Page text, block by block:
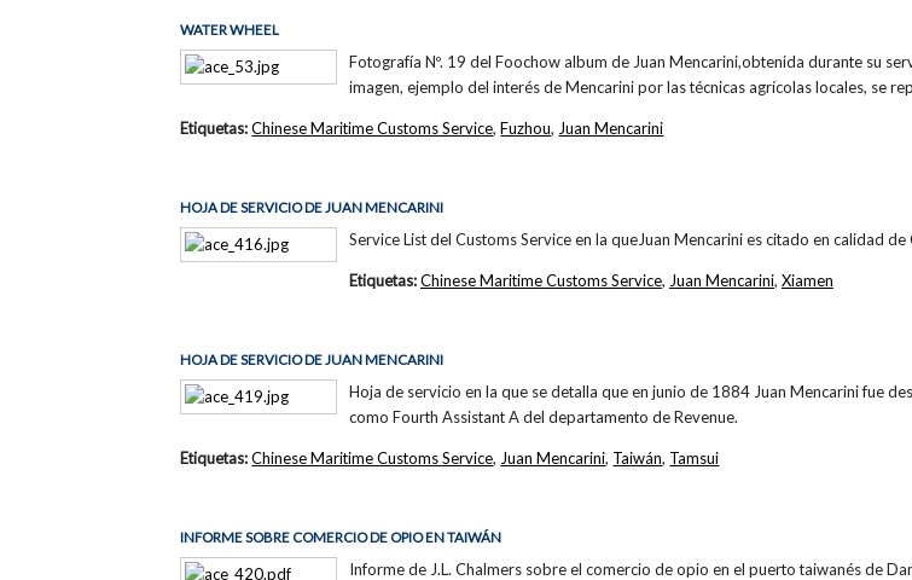
WATER WHEEL
Fotografía Nº. 19 del Foochow album de Juan Mencarini,obtenida durante su
imagen, ejemplo del interés de Mencarini por las técnicas agrícolas locales, se
Etiquetas:Chinese Maritime Customs Service,Fuzhou, Juan Mencarini
HOJA DE SERVICIO DE JUAN MENCARINI
Service List del Customs Service en la queJuan Mencarini es citado en calidad
Etiquetas:Chinese Maritime Customs Service, Juan Mencarini, Xiamen
HOJA DE SERVICIO DE JUAN MENCARINI
Hoja de servicio en la que se detalla que en junio de 1884 Juan Mencarini fue
como Fourth Assistant A del departamento de Revenue.
Etiquetas:Chinese Maritime Customs Service, Juan Mencarini, Taiwán, Tamsui
INFORME SOBRE COMERCIO DE OPIO EN TAIWÁN
Informe de J.L. Chalmers sobre el comercio de opio en el puerto taiwanés de